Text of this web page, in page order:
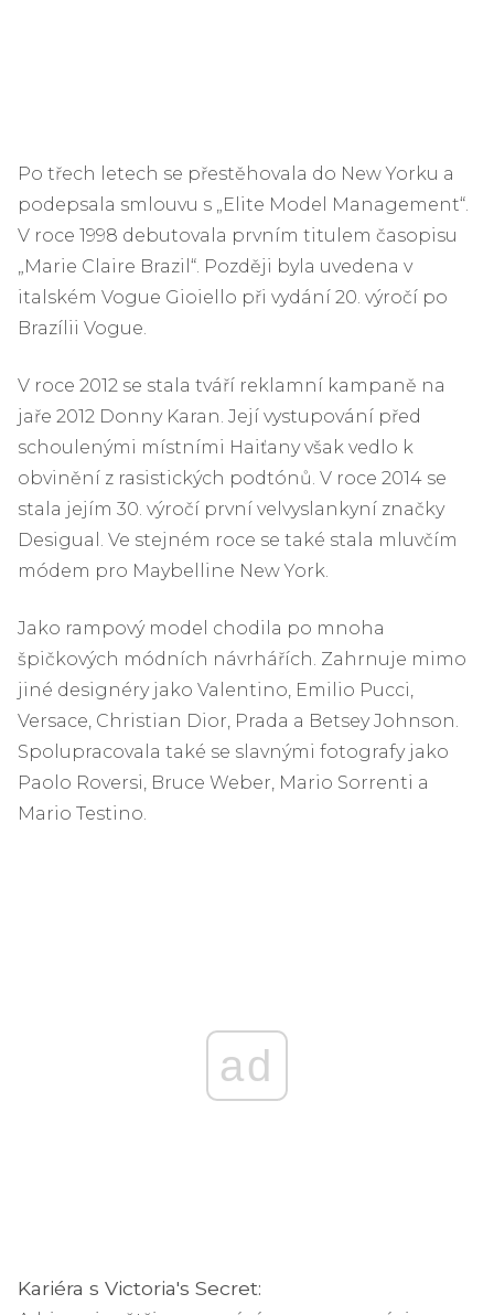
Po třech letech se přestěhovala do New Yorku a
podepsala smlouvu s „Elite Model Management“.
V roce 1998 debutovala prvním titulem časopisu
„Marie Claire Brazil“. Později byla uvedena v
italském Vogue Gioiello při vydání 20. výročí po
Brazílii Vogue.
V roce 2012 se stala tváří reklamní kampaně na
jaře 2012 Donny Karan. Její vystupování před
schoulenými místními Haiťany však vedlo k
obvinění z rasistických podtónů. V roce 2014 se
stala jejím 30. výročí první velvyslankyní značky
Desigual. Ve stejném roce se také stala mluvčím
módem pro Maybelline New York.
Jako rampový model chodila po mnoha
špičkových módních návrhářích. Zahrnuje mimo
jiné designéry jako Valentino, Emilio Pucci,
Versace, Christian Dior, Prada a Betsey Johnson.
Spolupracovala také se slavnými fotografy jako
Paolo Roversi, Bruce Weber, Mario Sorrenti a
Mario Testino.
ad
Kariéra s Victoria's Secret: